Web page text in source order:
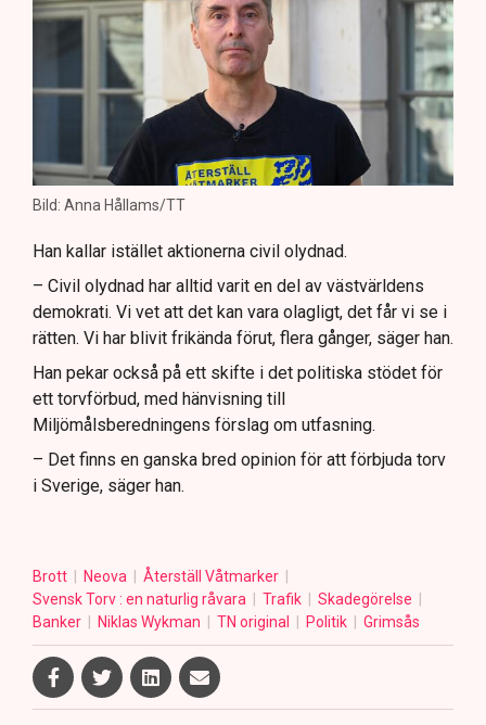
Bild: Anna Hållams/TT
Han kallar istället aktionerna civil olydnad.
– Civil olydnad har alltid varit en del av västvärldens
demokrati. Vi vet att det kan vara olagligt, det får vi se i
rätten. Vi har blivit frikända förut, flera gånger, säger han.
Han pekar också på ett skifte i det politiska stödet för
ett torvförbud, med hänvisning till
Miljömålsberedningens förslag om utfasning.
– Det finns en ganska bred opinion för att förbjuda torv
i Sverige, säger han.
Brott Neova
Återställ Våtmarker
Svensk Torv : en naturlig råvara
Trafik
Skadegörelse
Banker
Niklas Wykman TN original Politik Grimsås